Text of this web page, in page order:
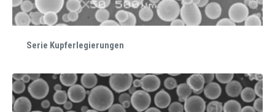
Serie Kupferlegierungen